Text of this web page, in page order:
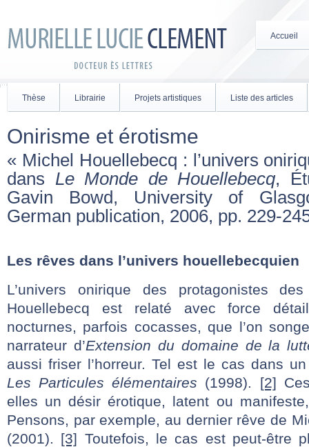
Accueil
Thèse Librairie Projets artistiques Liste des articles
Onirisme et érotisme
« Michel Houellebecq : l’univers
dans Le Monde de Houellebecq,
Gavin Bowd, University of
German publication, 2006, pp. 229-
Les rêves dans l’univers houellebecquien
L’univers onirique des protagonistes
Houellebecq est relaté avec force
nocturnes, parfois cocasses, que l’on
narrateur d’Extension du domaine de la
aussi friser l’horreur. Tel est le cas dans
Les Particules élémentaires (1998). [2]
elles un désir érotique, latent ou
Pensons, par exemple, au dernier rêve de
(2001). [3] Toutefois, le cas est peut-être